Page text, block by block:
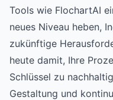
Tools wie FlochartAI
neues Niveau heben,
zukünftige
heute damit, Ihre
Schlüssel zu
Gestaltung und